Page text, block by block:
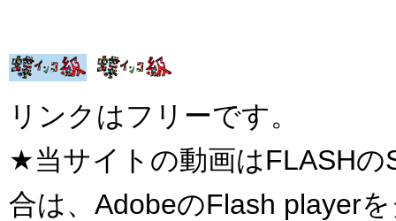
リンクはフリーです。
★当サイトの動画はFLASHの
合は、AdobeのFlash player